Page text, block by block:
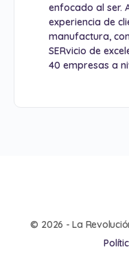
enfocado al ser.
experiencia de
manufactura,
SERvicio de
40 empresas a
© 2026 - La